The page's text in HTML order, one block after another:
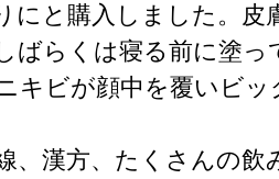
にと購入しました。
ばらくは寝る前に塗
キビが顔中を覆いビ
、漢方、たくさんの